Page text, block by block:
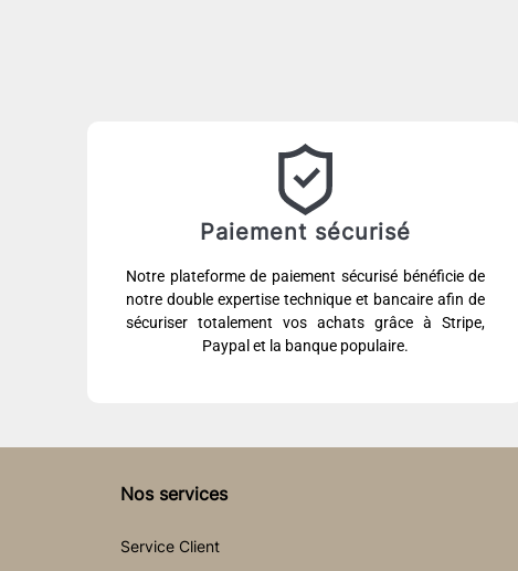
Paiement sécurisé
Notre plateforme de paiement sécurisé bénéficie de
notre double expertise technique et bancaire afin de
sécuriser totalement vos achats grâce à Stripe,
Paypal et la banque populaire.
Nos services
Service Client